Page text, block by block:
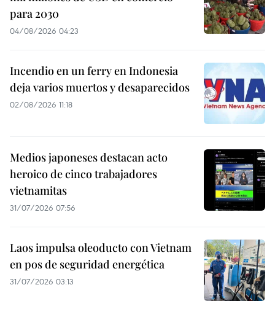
para 2030
04/08/2026 04:23
Incendio en un ferry en Indonesia
deja varios muertos y desaparecidos
02/08/2026 11:18
Medios japoneses destacan acto
heroico de cinco trabajadores
vietnamitas
31/07/2026 07:56
Laos impulsa oleoducto con Vietnam
en pos de seguridad energética
31/07/2026 03:13